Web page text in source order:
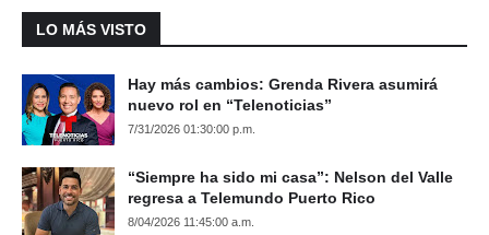
LO MÁS VISTO
Hay más cambios: Grenda Rivera asumirá
nuevo rol en “Telenoticias”
7/31/2026 01:30:00 p.m.
“Siempre ha sido mi casa”: Nelson del Valle
regresa a Telemundo Puerto Rico
8/04/2026 11:45:00 a.m.